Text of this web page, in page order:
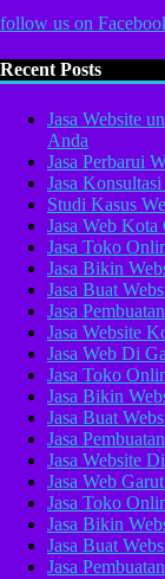
follow us on
Recent Posts
Jasa Website
Anda
Jasa Perbarui
Jasa
Studi Kasus
Jasa Web Kota
Jasa Toko
Jasa Bikin
Jasa Buat
Jasa
Jasa Website
Jasa Web Di
Jasa Toko
Jasa Bikin
Jasa Buat
Jasa
Jasa Website
Jasa Web
Jasa Toko
Jasa Bikin
Jasa Buat
Jasa